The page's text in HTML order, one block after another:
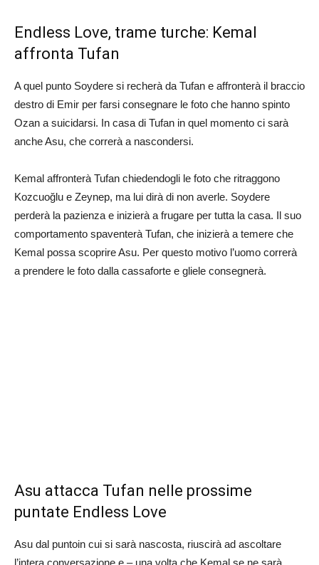
Endless Love, trame turche: Kemal
affronta Tufan
A quel punto Soydere si recherà da Tufan e affronterà il braccio
destro di Emir per farsi consegnare le foto che hanno spinto
Ozan a suicidarsi. In casa di Tufan in quel momento ci sarà
anche Asu, che correrà a nascondersi.
Kemal affronterà Tufan chiedendogli le foto che ritraggono
Kozcuoğlu e Zeynep, ma lui dirà di non averle. Soydere
perderà la pazienza e inizierà a frugare per tutta la casa. Il suo
comportamento spaventerà Tufan, che inizierà a temere che
Kemal possa scoprire Asu. Per questo motivo l’uomo correrà
a prendere le foto dalla cassaforte e gliele consegnerà.
Asu attacca Tufan nelle prossime
puntate Endless Love
Asu dal puntoin cui si sarà nascosta, riuscirà ad ascoltare